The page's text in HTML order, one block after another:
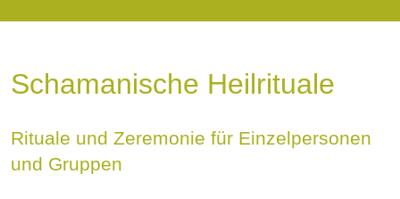
Schamanische Heilrituale
Rituale und Zeremonie für Einzelpersonen
und Gruppen